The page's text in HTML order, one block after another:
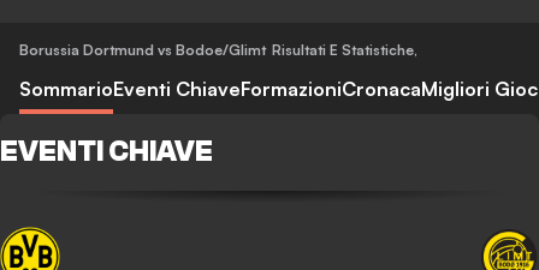
Borussia Dortmund vs Bodoe/Glimt Risultati E Statistiche,
SommarioEventi ChiaveFormazioniCronacaMigliori
EVENTI CHIAVE